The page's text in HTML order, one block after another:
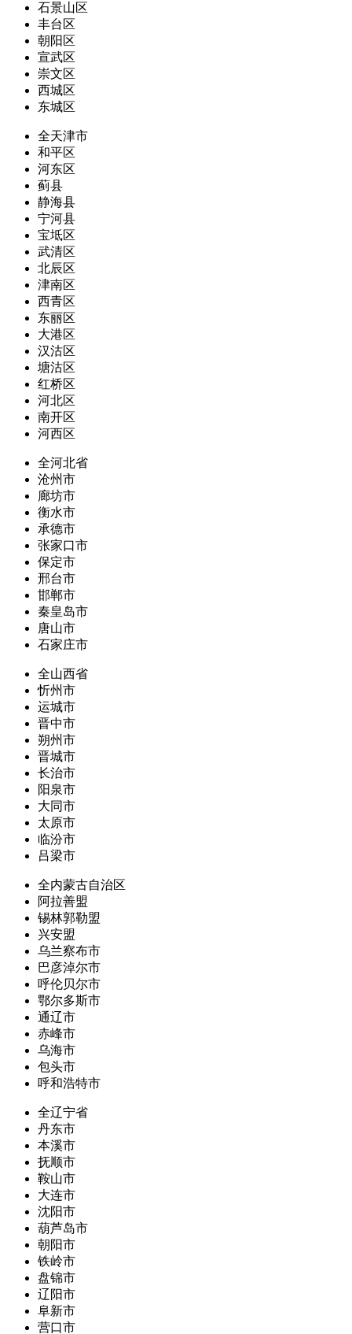
石景山区
丰台区
朝阳区
宣武区
崇文区
西城区
东城区
全天津市
和平区
河东区
蓟县
静海县
宁河县
宝坻区
武清区
北辰区
津南区
西青区
东丽区
大港区
汉沽区
塘沽区
红桥区
河北区
南开区
河西区
全河北省
沧州市
廊坊市
衡水市
承德市
张家口市
保定市
邢台市
邯郸市
秦皇岛市
唐山市
石家庄市
全山西省
忻州市
运城市
晋中市
朔州市
晋城市
长治市
阳泉市
大同市
太原市
临汾市
吕梁市
全内蒙古自治区
阿拉善盟
锡林郭勒盟
兴安盟
乌兰察布市
巴彦淖尔市
呼伦贝尔市
鄂尔多斯市
通辽市
赤峰市
乌海市
包头市
呼和浩特市
全辽宁省
丹东市
本溪市
抚顺市
鞍山市
大连市
沈阳市
葫芦岛市
朝阳市
铁岭市
盘锦市
辽阳市
阜新市
营口市